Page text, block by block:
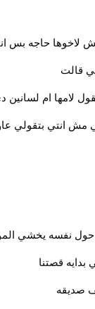
لاخوها حاجه بس
قالت
لامها ام لسانين
مش انتي بتقولي
حول نفسه يخشي
قصتنا
صديقه